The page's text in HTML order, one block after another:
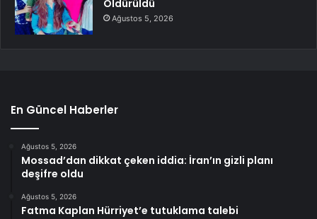
Öldürüldü
Ağustos 5, 2026
En Güncel Haberler
Ağustos 5, 2026
Mossad’dan dikkat çeken iddia: İran’ın gizli planı
deşifre oldu
Ağustos 5, 2026
Fatma Kaplan Hürriyet’e tutuklama talebi